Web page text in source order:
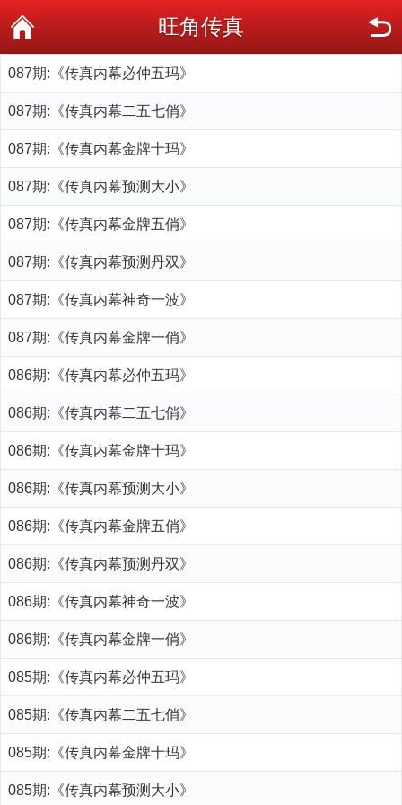
旺角传真
087期:《传真内幕必仲五玛》
087期:《传真内幕二五七俏》
087期:《传真内幕金牌十玛》
087期:《传真内幕预测大小》
087期:《传真内幕金牌五俏》
087期:《传真内幕预测丹双》
087期:《传真内幕神奇一波》
087期:《传真内幕金牌一俏》
086期:《传真内幕必仲五玛》
086期:《传真内幕二五七俏》
086期:《传真内幕金牌十玛》
086期:《传真内幕预测大小》
086期:《传真内幕金牌五俏》
086期:《传真内幕预测丹双》
086期:《传真内幕神奇一波》
086期:《传真内幕金牌一俏》
085期:《传真内幕必仲五玛》
085期:《传真内幕二五七俏》
085期:《传真内幕金牌十玛》
085期:《传真内幕预测大小》